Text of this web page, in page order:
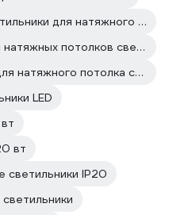
Встраиваемые точечные светильники для натяжного потолка
Потолочные светильники для натяжных потолков светодиодные
Встраиваемые светильники для натяжного потолка светодиодные
LED
вт
IP20